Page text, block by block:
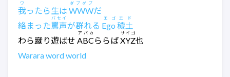
我
ワ
ったら生は WWW
ダブダブ
だ
絡まった罵声
バセイ
が群れる Ego 穢土
エゴエド
わら蹴り遊ばせ ABC
アバカ
ららばXYZ
サイゴ
也
Warara word world